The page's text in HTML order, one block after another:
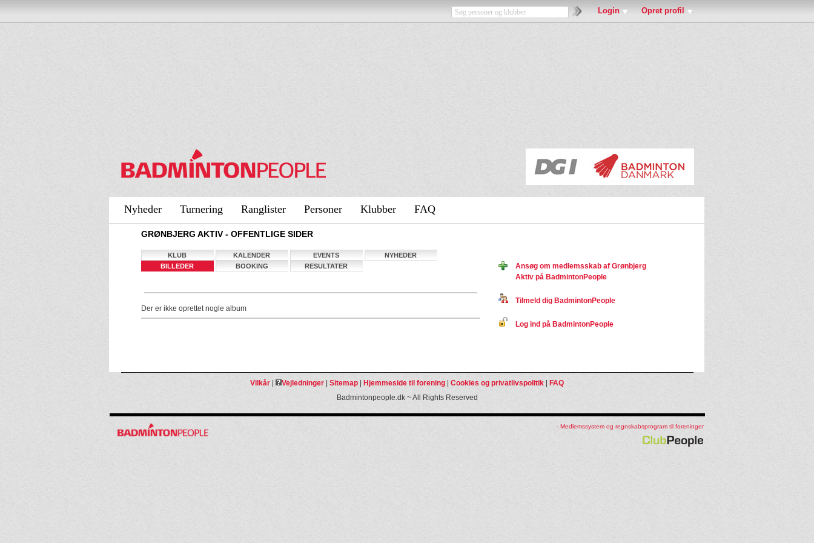
Login Opret profil
Nyheder Turnering Ranglister Personer Klubber FAQ
GRØNBJERG AKTIV - OFFENTLIGE SIDER
KLUB KALENDER EVENTS
NYHEDER
BILLEDER
BOOKING RESULTATER
Der er ikke oprettet nogle album
Ansøg om medlemsskab af Grønbjerg
Aktiv på BadmintonPeople
Tilmeld dig BadmintonPeople
Log ind på BadmintonPeople
Vilkår Vejledninger Sitemap Hjemmeside til forening Cookies og privatlivspolitik
FAQ
Badmintonpeople.dk ~ All Rights Reserved
- Medlemssystem og regnskabsprogram til foreninger